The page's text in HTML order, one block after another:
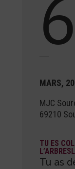
6
MARS,
MJC
69210
TU ES
Tu as